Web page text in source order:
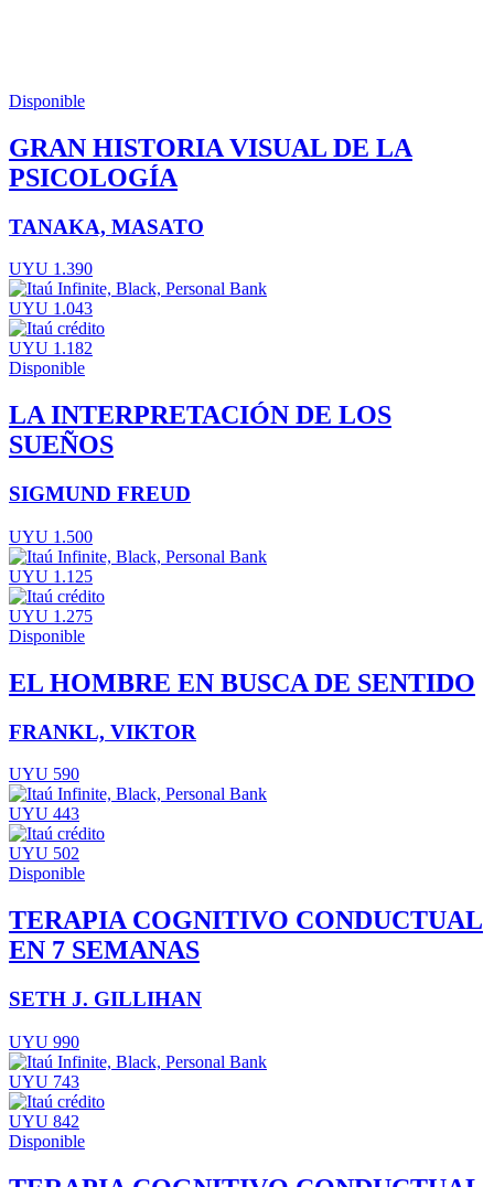
Disponible
GRAN HISTORIA VISUAL DE LA
PSICOLOGÍA
TANAKA, MASATO
UYU 1.390
UYU 1.043
UYU 1.182
Disponible
LA INTERPRETACIÓN DE LOS
SUEÑOS
SIGMUND FREUD
UYU 1.500
UYU 1.125
UYU 1.275
Disponible
EL HOMBRE EN BUSCA DE SENTIDO
FRANKL, VIKTOR
UYU 590
UYU 443
UYU 502
Disponible
TERAPIA COGNITIVO CONDUCTUAL
EN 7 SEMANAS
SETH J. GILLIHAN
UYU 990
UYU 743
UYU 842
Disponible